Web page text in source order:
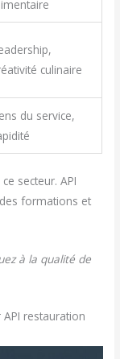
culinaire
du service,
secteur. API
formations et
à la qualité de
restauration